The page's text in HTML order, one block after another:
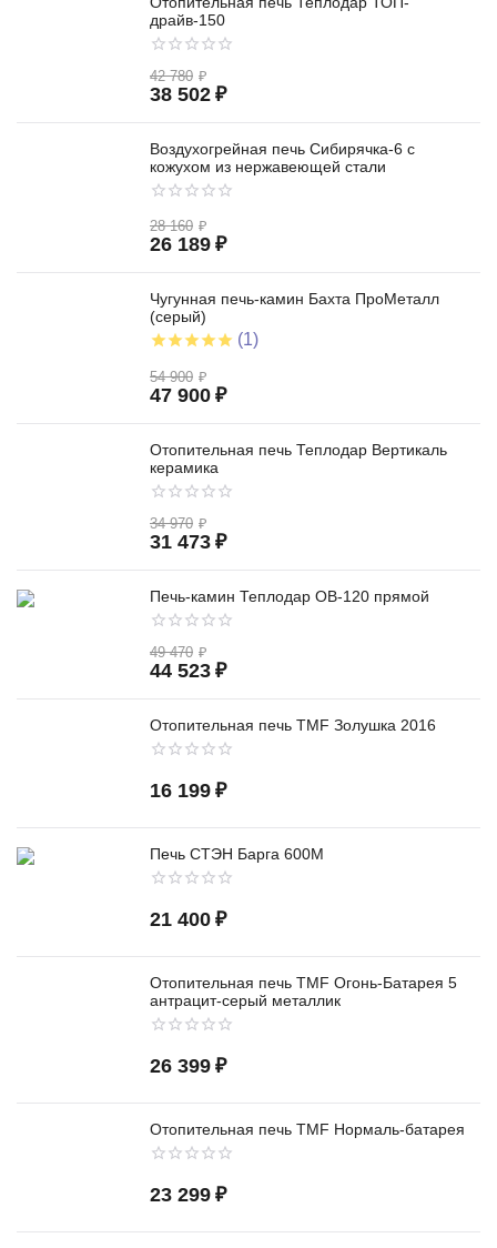
драйв-150
42 780 ₽
38 502 ₽
Воздухогрейная печь Сибирячка-6 с
кожухом из нержавеющей стали
28 160 ₽
26 189 ₽
Чугунная печь-камин Бахта ПроМеталл
(серый)
(1)
54 900 ₽
47 900 ₽
Отопительная печь Теплодар Вертикаль
керамика
34 970 ₽
31 473 ₽
Печь-камин Теплодар ОВ-120 прямой
49 470 ₽
44 523 ₽
Отопительная печь TMF Золушка 2016
16 199 ₽
Печь СТЭН Барга 600М
21 400 ₽
Отопительная печь TMF Огонь-Батарея 5
антрацит-серый металлик
26 399 ₽
Отопительная печь TMF Нормаль-батарея
23 299 ₽